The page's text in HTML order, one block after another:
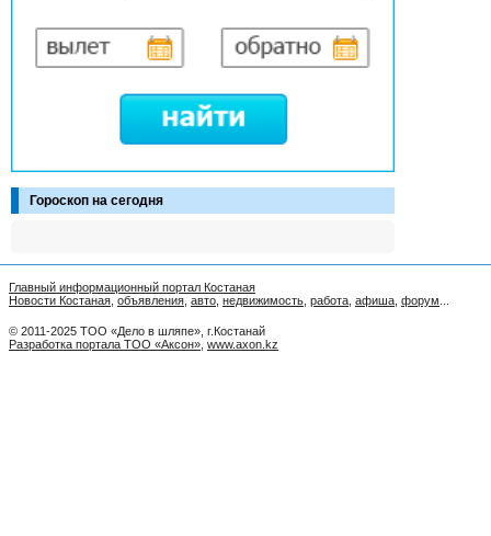
Гороскоп на сегодня
Главный информационный портал Костаная
Новости Костаная объявления авто недвижимость работа афиша форум
© 2011-2025 ТОО «Дело в шляпе», г.Костанай
Разработка портала ТОО «Аксон» www.axon.kz